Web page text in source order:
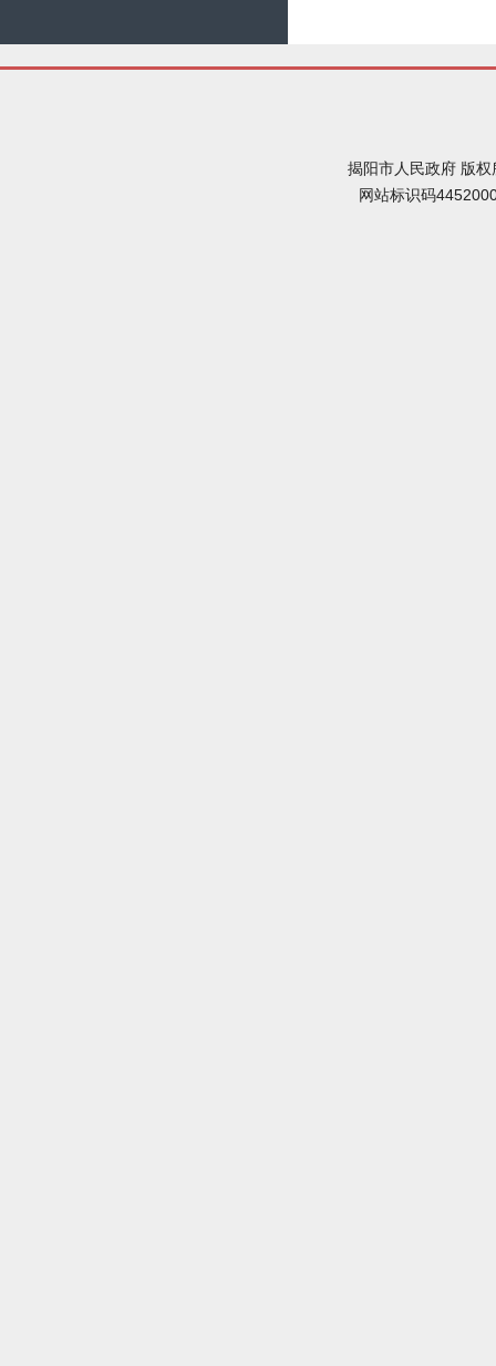
揭阳市人民政府 版
网站标识码